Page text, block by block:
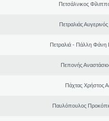
Πετσάλνικος
Πετραλιάς
Πετραλιά - Πάλλη Φάνη
Πεπονής
Πάχτας Χρήστος
Παυλόπουλος